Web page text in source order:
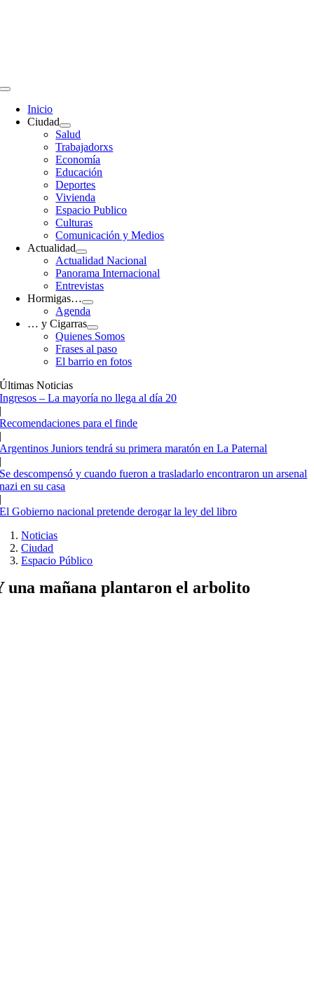
Toggle
Navigation
Inicio
Ciudad
Salud
Trabajadorxs
Economía
Educación
Deportes
Vivienda
Espacio Publico
Culturas
Comunicación y Medios
Actualidad
Actualidad Nacional
Panorama Internacional
Entrevistas
Hormigas…
Agenda
… y Cigarras
Quienes Somos
Frases al paso
El barrio en fotos
Últimas Noticias
Ingresos – La mayoría no llega al día 20
|
Recomendaciones para el finde
|
Argentinos Juniors tendrá su primera maratón en La Paternal
|
Se descompensó y cuando fueron a trasladarlo encontraron un arsenal
nazi en su casa
|
El Gobierno nacional pretende derogar la ley del libro
Noticias
Ciudad
Espacio Público
una mañana plantaron el arbolito